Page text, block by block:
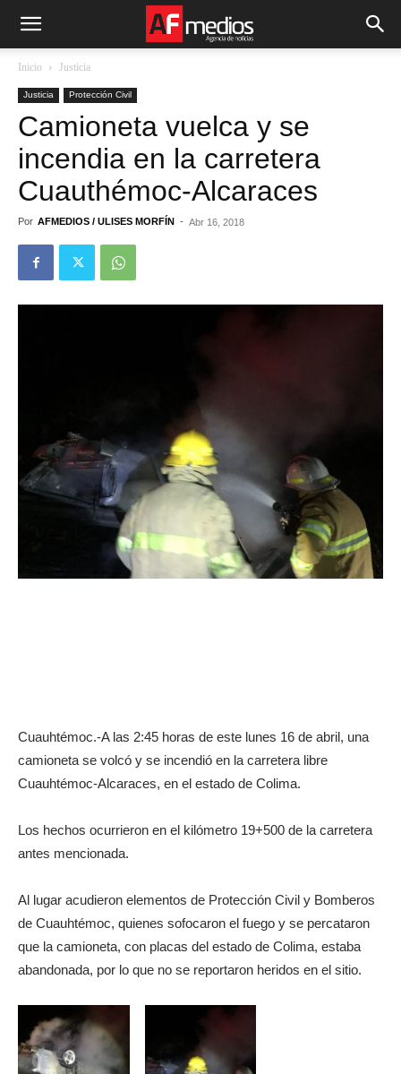
Inicio Justicia
Justicia Protección Civil
Camioneta vuelca y se
incendia en la carretera
Cuauthémoc-Alcaraces
Por AFMEDIOS / ULISES MORFÍN - Abr 16, 2018
Cuauhtémoc.-A las 2:45 horas de este lunes 16 de abril, una
camioneta se volcó y se incendió en la carretera libre
Cuauhtémoc-Alcaraces, en el estado de Colima.
Los hechos ocurrieron en el kilómetro 19+500 de la carretera
antes mencionada.
Al lugar acudieron elementos de Protección Civil y Bomberos
de Cuauhtémoc, quienes sofocaron el fuego y se percataron
que la camioneta, con placas del estado de Colima, estaba
abandonada, por lo que no se reportaron heridos en el sitio.